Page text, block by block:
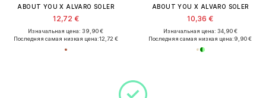
ABOUT YOU X ALVARO SOLER
12,72 €
Изначальная цена: 39,90 €
Последняя самая низкая цена:12,72 €
ABOUT YOU X ALVARO SOLER
10,36 €
Изначальная цена: 34,90 €
Последняя самая низкая цена:9,90 €